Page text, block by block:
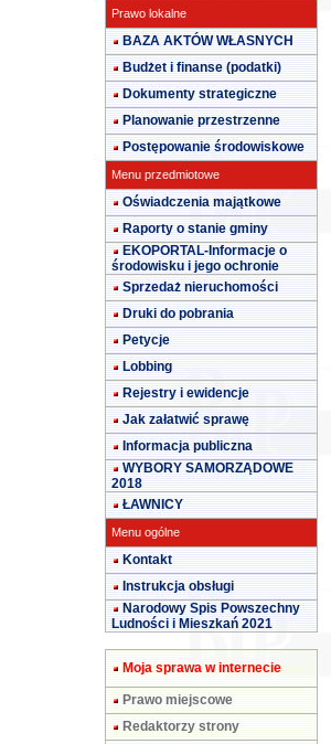
Prawo lokalne
BAZA AKTÓW WŁASNYCH
Budżet i finanse (podatki)
Dokumenty strategiczne
Planowanie przestrzenne
Postępowanie środowiskowe
Menu przedmiotowe
Oświadczenia majątkowe
Raporty o stanie gminy
EKOPORTAL-Informacje o
środowisku i jego ochronie
Sprzedaż nieruchomości
Druki do pobrania
Petycje
Lobbing
Rejestry i ewidencje
Jak załatwić sprawę
Informacja publiczna
WYBORY SAMORZĄDOWE
2018
ŁAWNICY
Menu ogólne
Kontakt
Instrukcja obsługi
Narodowy Spis Powszechny
Ludności i Mieszkań 2021
Moja sprawa w internecie
Prawo miejscowe
Redaktorzy strony